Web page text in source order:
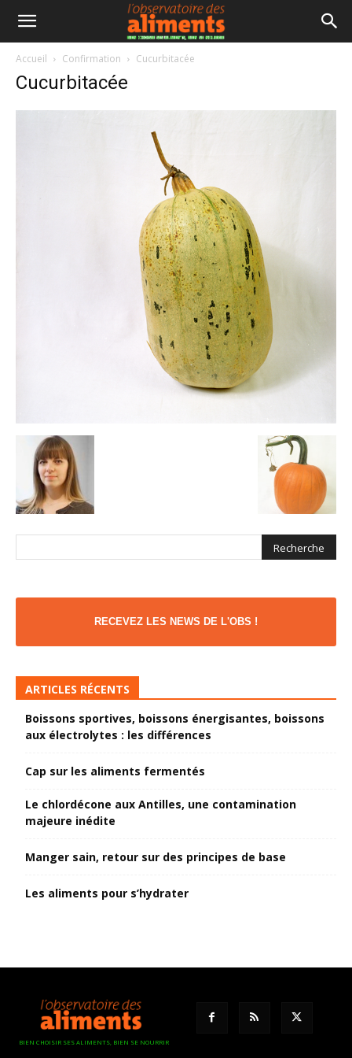
Accueil Confirmation Cucurbitacée
Cucurbitacée
RECEVEZ LES NEWS DE L'OBS !
ARTICLES RÉCENTS
Boissons sportives, boissons énergisantes, boissons
aux électrolytes : les différences
Cap sur les aliments fermentés
Le chlordécone aux Antilles, une contamination
majeure inédite
Manger sain, retour sur des principes de base
Les aliments pour s’hydrater
BIEN CHOISIR SES ALIMENTS, BIEN SE NOURRIR